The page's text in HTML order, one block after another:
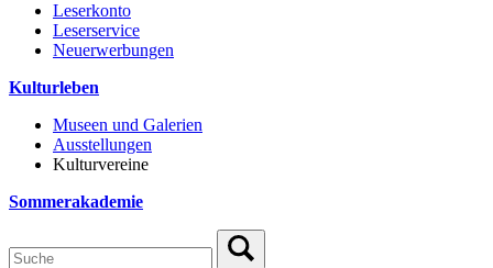
Leserkonto
Leserservice
Neuerwerbungen
Kulturleben
Museen und Galerien
Ausstellungen
Kulturvereine
Sommerakademie